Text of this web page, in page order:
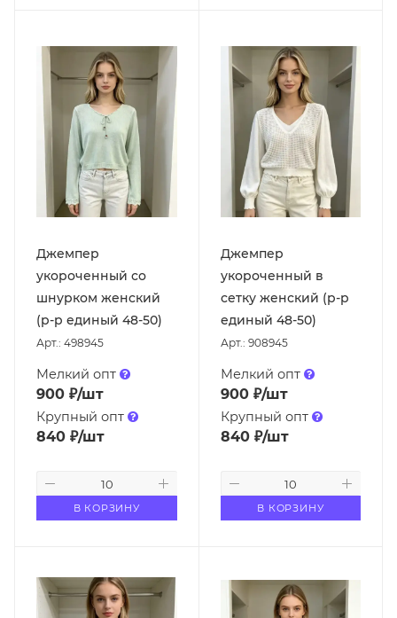
Джемпер
укороченный со
шнурком женский
(р-р единый 48-50)
Арт.: 498945
Мелкий опт
900 ₽/шт
Крупный опт
840 ₽/шт
В КОРЗИНУ
Джемпер
укороченный в
сетку женский (р-р
единый 48-50)
Арт.: 908945
Мелкий опт
900₽/шт
Крупный опт
840₽/шт
В КОРЗИНУ